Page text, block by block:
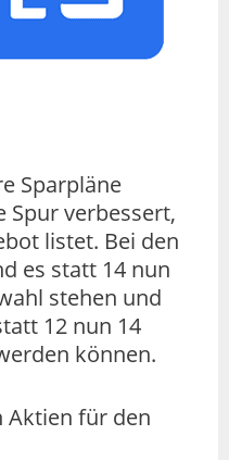
Sparpläne
Spur verbessert,
listet. Bei den
es statt 14 nun
stehen und
12 nun 14
können.
Aktien für den